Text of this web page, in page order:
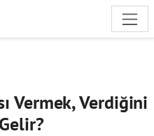
Vermek, Verdiğini